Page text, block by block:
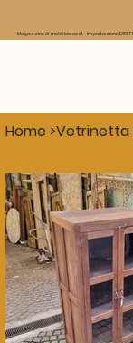
Home >Vetrinetta
Magazzino di mobili low cost - Importazione DIRETTA